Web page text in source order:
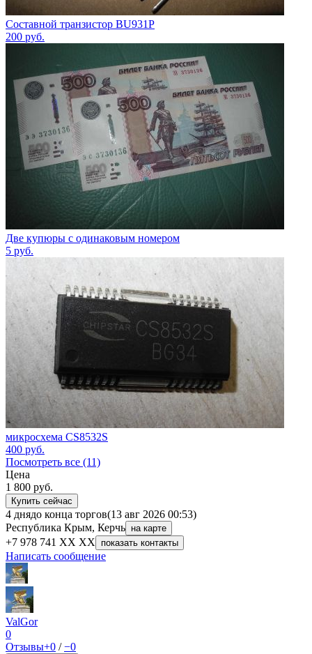
Составной транзистор BU931P
200 руб.
Две купюры с одинаковым номером
5 руб.
микросхема CS8532S
400 руб.
Посмотреть все (11)
Цена
1 800 руб.
Купить сейчас
4 днядо конца торгов(13 авг 2026 00:53)
Республика Крым, Керчь на карте
+7 978 741 XX XX показать контакты
Написать сообщение
ValGor
0
Отзывы+0 /−0